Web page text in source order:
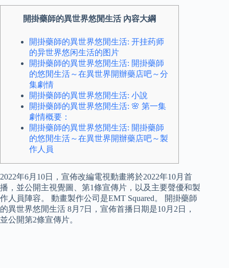
開掛藥師的異世界悠閒生活 內容大綱
開掛藥師的異世界悠閒生活: 开挂药师
的异世界悠闲生活的图片
開掛藥師的異世界悠閒生活: 開掛藥師
的悠閒生活～在異世界開辦藥店吧～分
集劇情
開掛藥師的異世界悠閒生活: 小說
開掛藥師的異世界悠閒生活: 🌸 第一集
劇情概要：
開掛藥師的異世界悠閒生活: 開掛藥師
的悠閒生活～在異世界開辦藥店吧～製
作人員
2022年6月10日，宣佈改編電視動畫將於2022年10月首
播，並公開主視覺圖、第1條宣傳片，以及主要聲優和製
作人員陣容。 動畫製作公司是EMT Squared。 開掛藥師
的異世界悠閒生活 8月7日，宣佈首播日期是10月2日，
並公開第2條宣傳片。